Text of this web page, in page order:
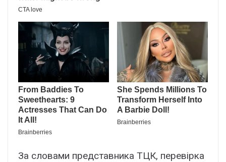
За словами представника ТЦК, перевірка